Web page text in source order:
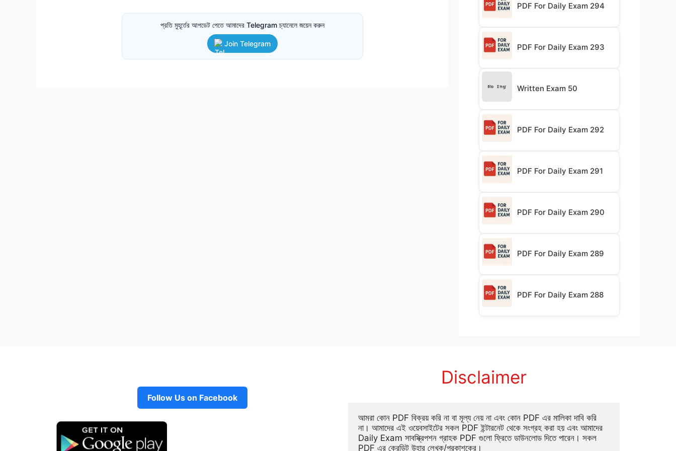
প্রতি মুহূর্তের আপডেট পেতে আমাদের Telegram চ্যানেলে জয়েন করুন
Join Telegram
PDF For Daily Exam 294
PDF For Daily Exam 293
Written Exam 50
PDF For Daily Exam 292
PDF For Daily Exam 291
PDF For Daily Exam 290
PDF For Daily Exam 289
PDF For Daily Exam 288
Follow Us on Facebook
Disclaimer
আমরা কোন PDF বিক্রয় করি না বা মূল্য নেয় না এবং কোন PDF এর মালিকা দাবি করি
না। আমাদের এই ওয়েবসাইটের সকল PDF ইন্টারনেট থেকে সংগ্রহ করা হয় এবং আমাদের
Daily Exam সাবস্ক্রিপশন গ্রাহক PDF গুলো ফ্রিতে ডাউনলোড দিতে পারেন। সকল
PDF এর ক্রেডিট উহার লেখক/প্রকাশকের।